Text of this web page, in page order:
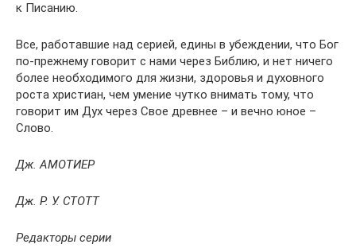
к Писанию.
Все, работавшие над серией, едины в убеждении, что Бог
по-прежнему говорит с нами через Библию, и нет ничего
более необходимого для жизни, здоровья и духовного
роста христиан, чем умение чутко внимать тому, что
говорит им Дух через Свое древнее – и вечно юное –
Слово.
Дж. АМОТИЕР
Дж. Р. У. СТОТТ
Редакторы серии